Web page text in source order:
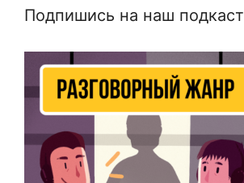
Подпишись на наш подкаст